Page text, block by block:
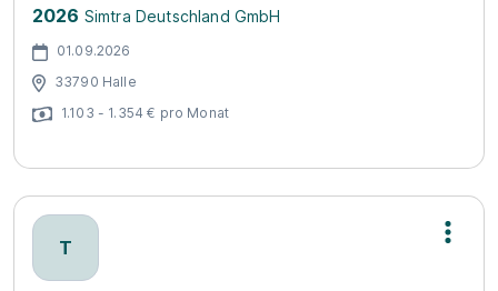
2026 Simtra Deutschland GmbH
01.09.2026
33790 Halle
1.103 - 1.354 € pro Monat
T